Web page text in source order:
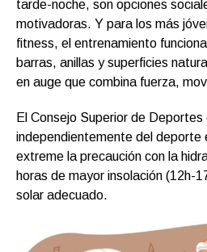
tarde-noche, son opciones
motivadoras. Y para los más
fitness, el entrenamiento
barras, anillas y superficies
en auge que combina fuerza,
El Consejo Superior de
independientemente del deporte
extreme la precaución con la
horas de mayor insolación (12h-
solar adecuado.